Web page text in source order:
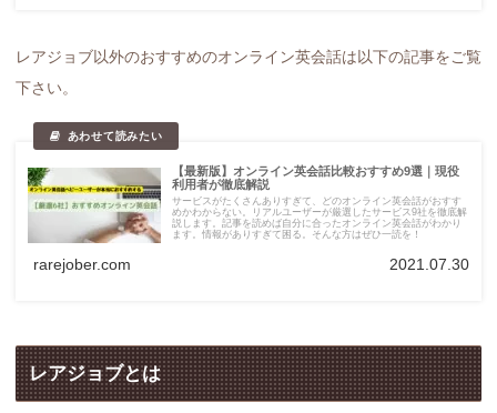
レアジョブ以外のおすすめのオンライン英会話は以下の記事をご覧
下さい。
【最新版】オンライン英会話比較おすすめ9選｜現役
利用者が徹底解説
サービスがたくさんありすぎて、どのオンライン英会話がおすす
めかわからない。リアルユーザーが厳選したサービス9社を徹底解
説します。記事を読めば自分に合ったオンライン英会話がわかり
ます。情報がありすぎて困る。そんな方はぜひ一読を！
rarejober.com 2021.07.30
レアジョブとは